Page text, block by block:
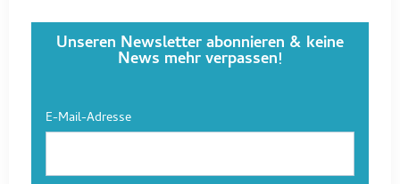
Unseren Newsletter abonnieren & keine
News mehr verpassen!
E-Mail-Adresse